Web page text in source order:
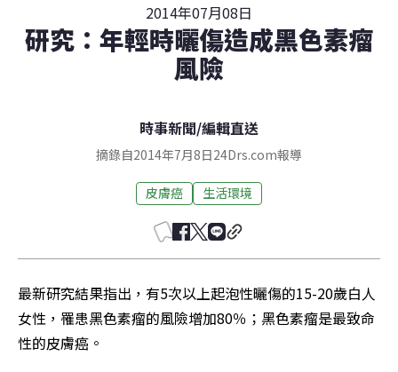
2014年07月08日
研究：年輕時曬傷造成黑色素瘤
風險
時事新聞/編輯直送
摘錄自2014年7月8日24Drs.com報導
皮膚癌 生活環境
最新研究結果指出，有5次以上起泡性曬傷的15-20歲白人
女性，罹患黑色素瘤的風險增加80％；黑色素瘤是最致命
性的皮膚癌。